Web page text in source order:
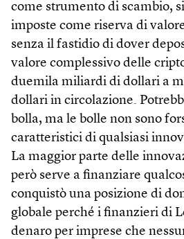
come strumento di scambio,
imposte come riserva di
senza il fastidio di dover
valore complessivo delle
duemila miliardi di dollari a
dollari in circolazione.
bolla, ma le bolle non sono
caratteristici di qualsiasi
La maggior parte delle
però serve a finanziare
conquistò una posizione di
globale perché i finanzieri di
denaro per imprese che